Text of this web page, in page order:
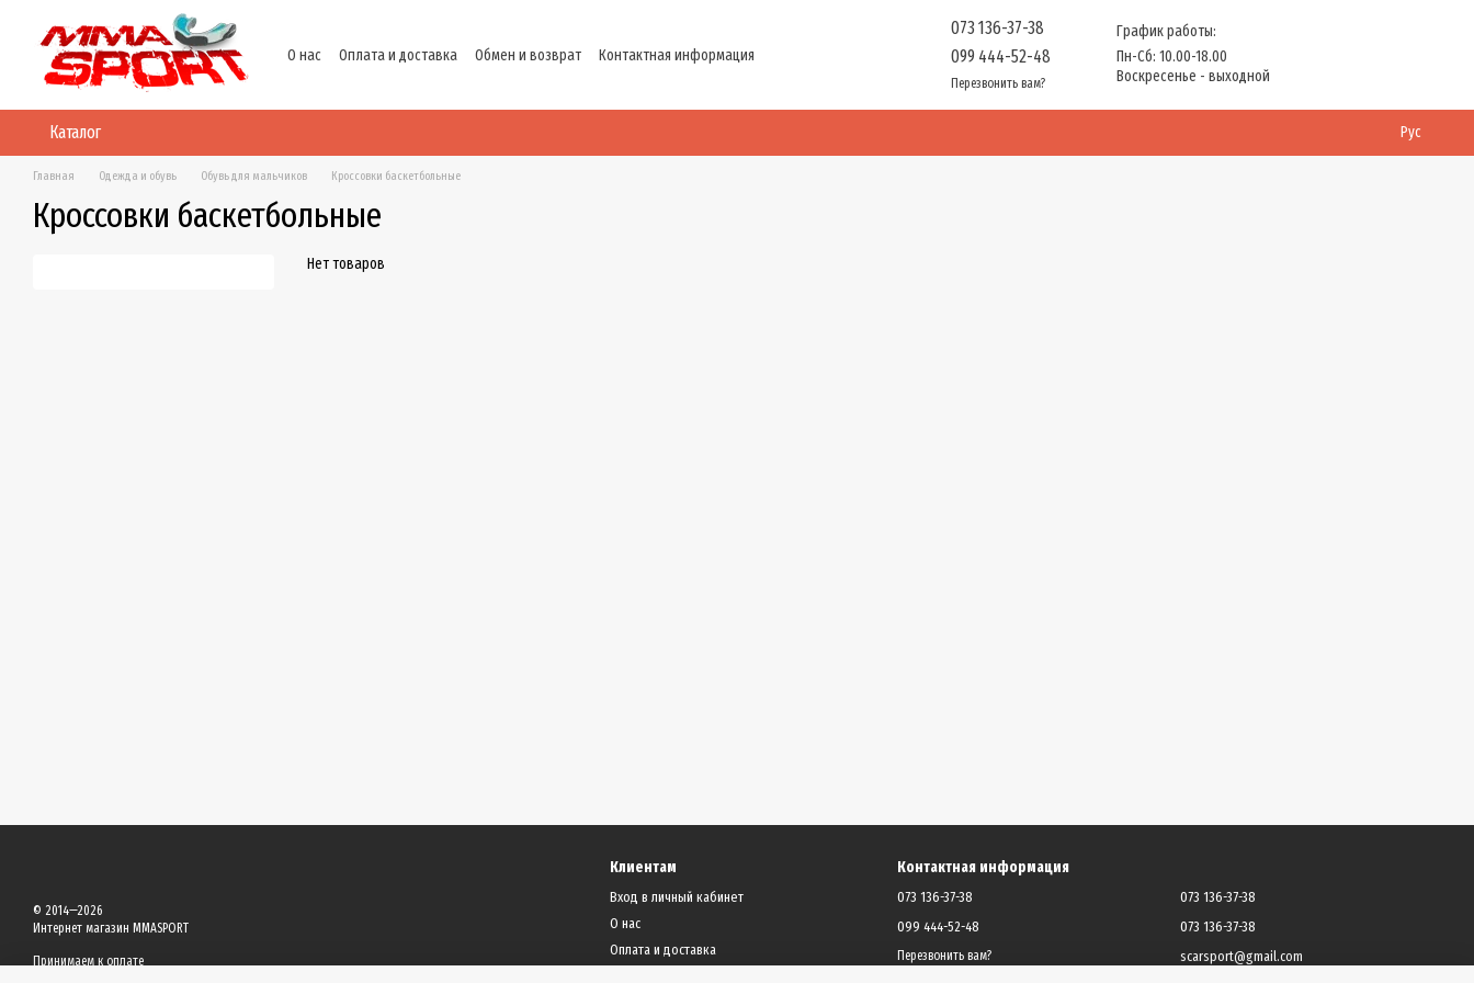
Перейти к основному контенту
О нас Оплата и доставка Обмен и возврат
Контактная информация
073 136-37-38
099 444-52-48
Перезвонить вам?
График работы:
Пн-Сб: 10.00-18.00
Воскресенье - выходной
Каталог Рус
Главная Одежда и обувь Обувь для мальчиков Кроссовки баскетбольные
Кроссовки баскетбольные
Нет товаров
© 2014—2026
Интернет магазин MMASPORT
Принимаем к оплате
Клиентам
Вход в личный кабинет
О нас
Оплата и доставка
Контактная информация
073 136-37-38
099 444-52-48
Перезвонить вам?
073 136-37-38
073 136-37-38
scarsport@gmail.com